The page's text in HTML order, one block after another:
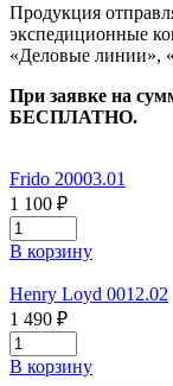
Продукция
экспедиционные
«Деловые линии»,
При заявке на
БЕСПЛАТНО.
Frido 20003.01
1 100 ₽
В корзину
Henry Loyd 0012.02
1 490 ₽
В корзину